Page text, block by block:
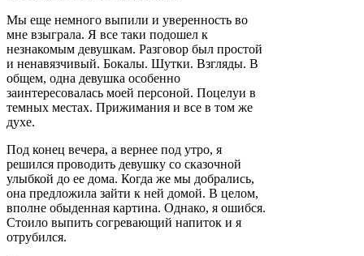
Мы еще немного выпили и уверенность во
мне взыграла. Я все таки подошел к
незнакомым девушкам. Разговор был простой
и ненавязчивый. Бокалы. Шутки. Взгляды. В
общем, одна девушка особенно
заинтересовалась моей персоной. Поцелуи в
темных местах. Прижимания и все в том же
духе.
Под конец вечера, а вернее под утро, я
решился проводить девушку со сказочной
улыбкой до ее дома. Когда же мы добрались,
она предложила зайти к ней домой. В целом,
вполне обыденная картина. Однако, я ошибся.
Стоило выпить согревающий напиток и я
отрубился.